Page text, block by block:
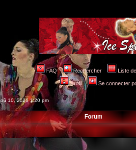
FAQ Rechercher Liste
Profil Se connecter
10, 2026 1:20 pm
Forum